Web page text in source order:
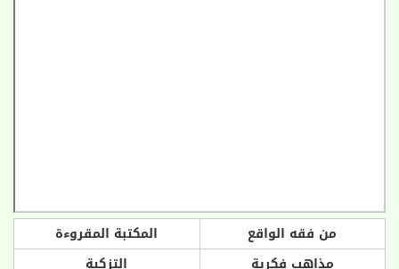
من فقه الواقع
المكتبة المقروءة
مذاهب فكرية
التزكية